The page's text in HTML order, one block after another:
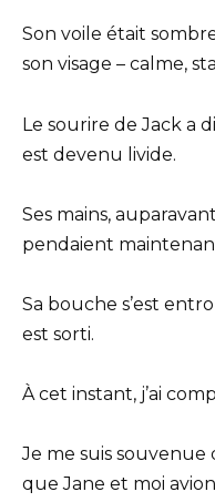
Son voile était
son visage – calme,
Le sourire de Jack a
est devenu livide.
Ses mains,
pendaient
Sa bouche s’est
est sorti.
À cet instant, j’ai
Je me suis souvenue
que Jane et moi